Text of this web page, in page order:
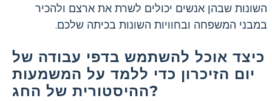
השונות שבהן אנשים יכולים לשרת את ארצם ולהכיר
במבני המשפחה ובחוויות השונות בכיתה שלכם.
כיצד אוכל להשתמש בדפי עבודה של
יום הזיכרון כדי ללמד על המשמעות
ההיסטורית של החג?